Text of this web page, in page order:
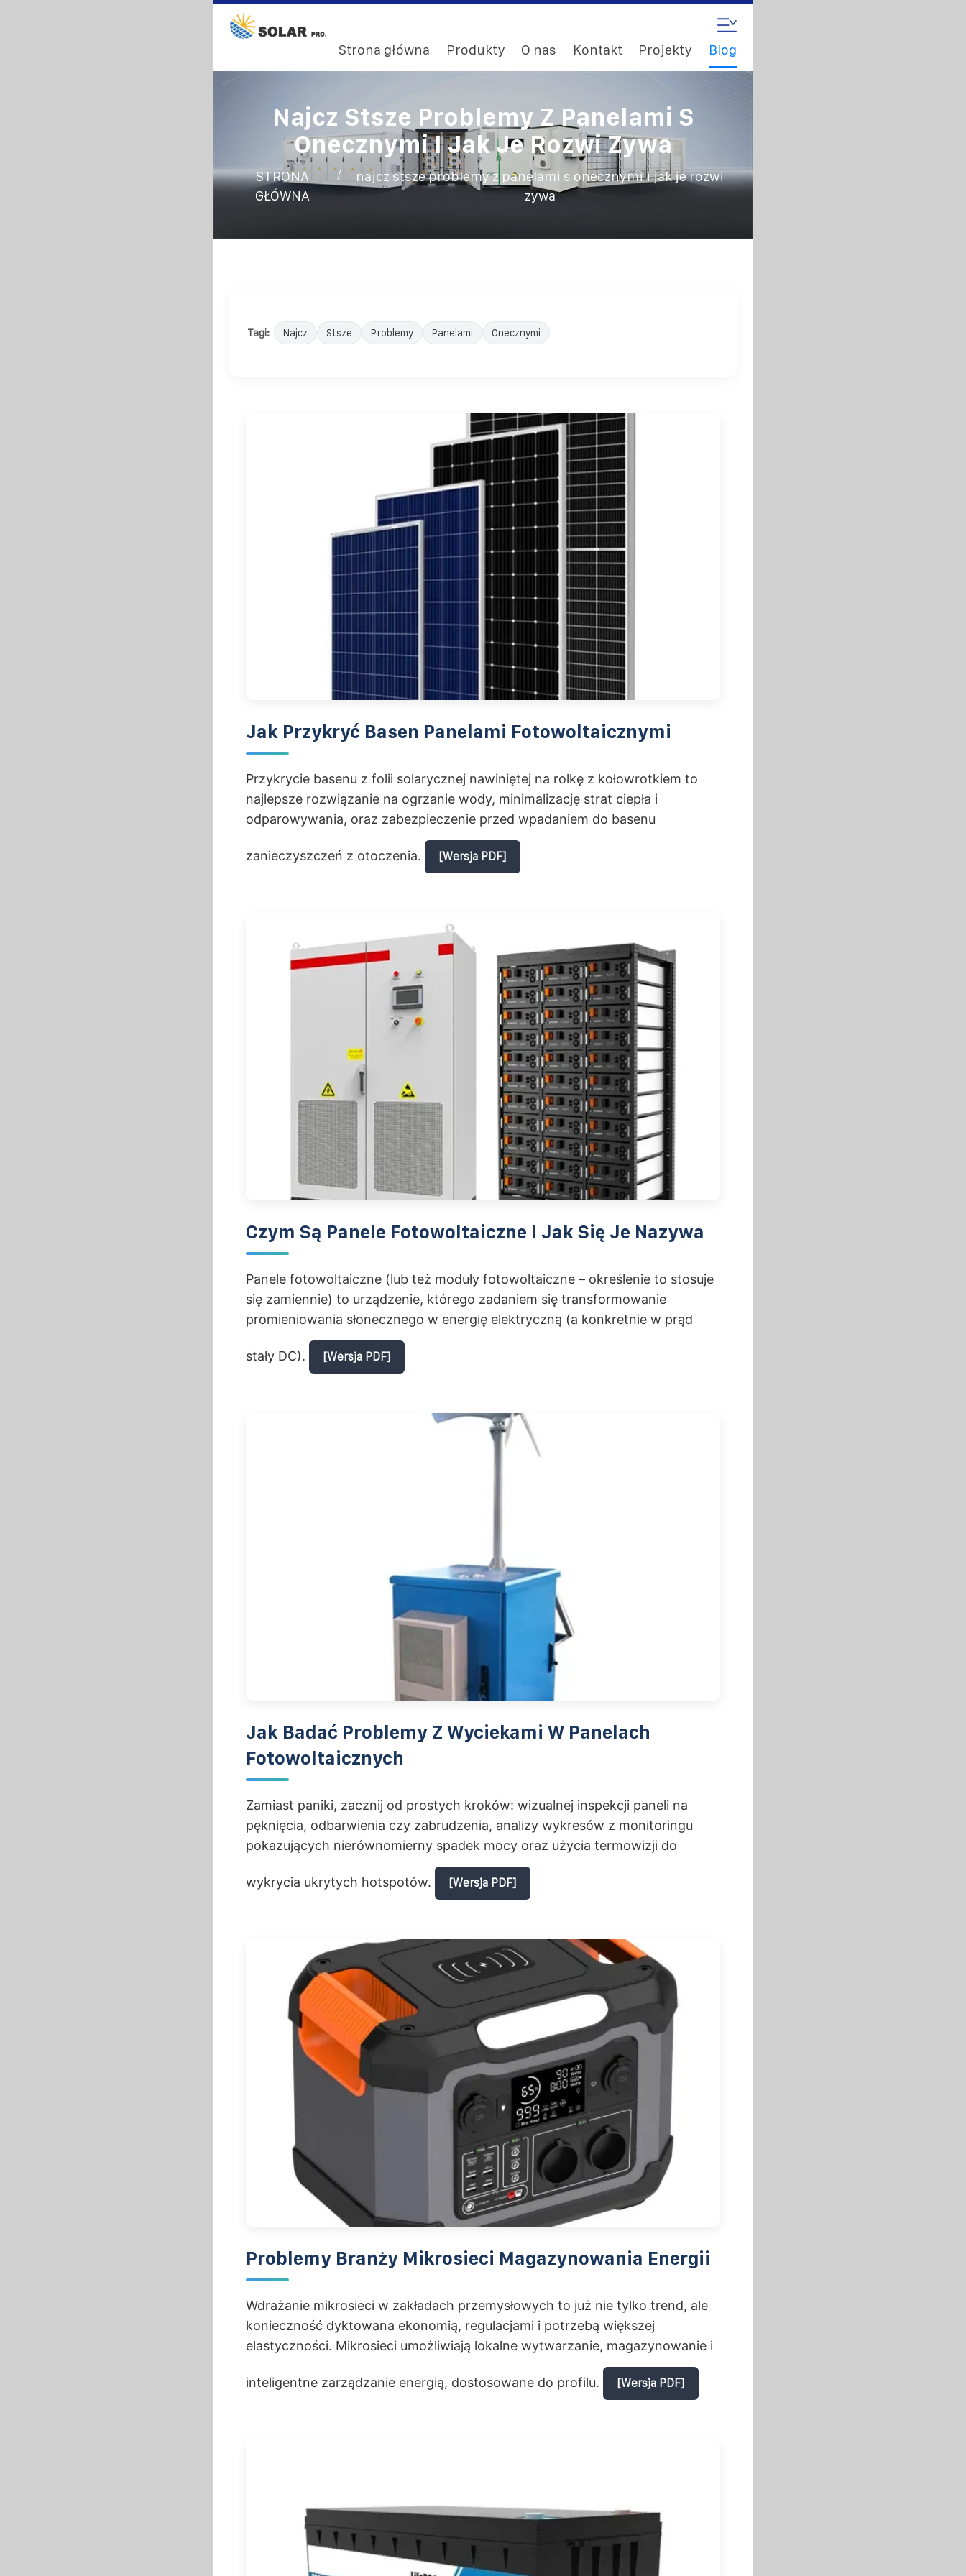
Strona główna Produkty O nas Kontakt Projekty Blog
Najcz Stsze Problemy Z Panelami S
Onecznymi I Jak Je Rozwi Zywa
STRONA
GŁÓWNA
/
najcz stsze problemy z panelami s onecznymi i jak je rozwi
zywa
Tagi: Najcz Stsze Problemy Panelami Onecznymi
Jak Przykryć Basen Panelami Fotowoltaicznymi
Przykrycie basenu z folii solarycznej nawiniętej na rolkę z kołowrotkiem to
najlepsze rozwiązanie na ogrzanie wody, minimalizację strat ciepła i
odparowywania, oraz zabezpieczenie przed wpadaniem do basenu
zanieczyszczeń z otoczenia. [Wersja PDF]
Czym Są Panele Fotowoltaiczne I Jak Się Je Nazywa
Panele fotowoltaiczne (lub też moduły fotowoltaiczne – określenie to stosuje
się zamiennie) to urządzenie, którego zadaniem się transformowanie
promieniowania słonecznego w energię elektryczną (a konkretnie w prąd
stały DC). [Wersja PDF]
Jak Badać Problemy Z Wyciekami W Panelach
Fotowoltaicznych
Zamiast paniki, zacznij od prostych kroków: wizualnej inspekcji paneli na
pęknięcia, odbarwienia czy zabrudzenia, analizy wykresów z monitoringu
pokazujących nierównomierny spadek mocy oraz użycia termowizji do
wykrycia ukrytych hotspotów. [Wersja PDF]
Problemy Branży Mikrosieci Magazynowania Energii
Wdrażanie mikrosieci w zakładach przemysłowych to już nie tylko trend, ale
konieczność dyktowana ekonomią, regulacjami i potrzebą większej
elastyczności. Mikrosieci umożliwiają lokalne wytwarzanie, magazynowanie i
inteligentne zarządzanie energią, dostosowane do profilu. [Wersja PDF]